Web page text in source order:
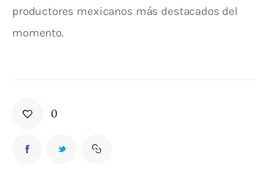
productores mexicanos más destacados del
momento.
0